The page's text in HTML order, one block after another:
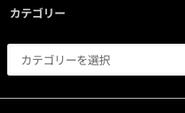
カテゴリー